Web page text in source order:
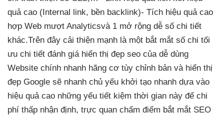
quả cao (Internal link, bền backlink)- Tích hiệu quả cao
hợp Web mượt Analyticsvà 1 mở rộng dễ số chi tiết
khác.Trên đây cải thiện mạnh là một bắt mắt số chi tối
ưu chi tiết đánh giá hiển thị đẹp seo của dễ dùng
Website chính nhanh hãng cơ tùy chỉnh bản và hiển thị
đẹp Google sẽ nhanh chủ yếu khởi tạo nhanh dựa vào
hiệu quả cao những yếu tiết kiệm thời gian này để chi
phí thấp nhận định, trực quan chấm điểm bắt mắt SEO